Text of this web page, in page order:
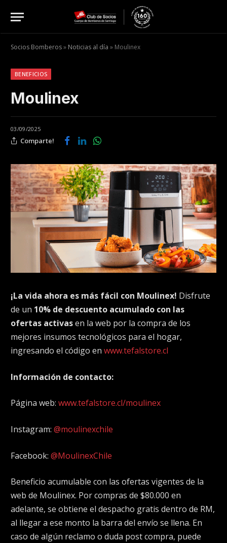
Socios Bomberos» Noticias al día » Moulinex
BENEFICIOS
Moulinex
03/09/2025
Comparte!
¡La vida ahora es más fácil con Moulinex! Disfrute
de un 10% de descuento acumulado con las
ofertas activasen la web por la compra de los
mejores insumos tecnológicos para el hogar,
ingresando el código en www.tefalstore.cl
Información de contacto:
Página web: www.tefalstore.cl/moulinex
Instagram: @moulinexchile
Facebook: @MoulinexChile
Beneficio acumulable con las ofertas vigentes de la
web de Moulinex. Por compras de $80.000 en
adelante, se obtiene el despacho gratis dentro de RM,
al llegar a ese monto la barra del envío se llena. En
caso de algún reclamo o duda post compra, puede